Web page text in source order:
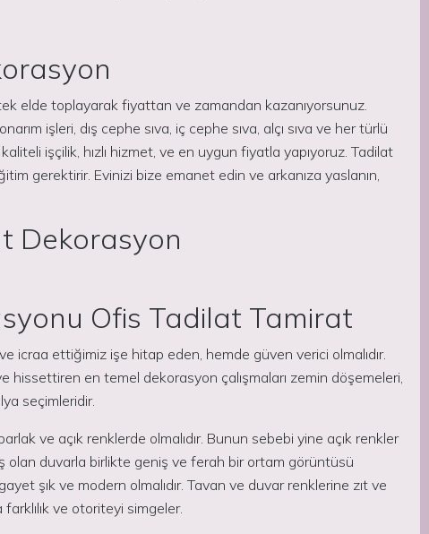
elde toplayarak fiyattan ve zamandan kazanıyorsunuz.
işleri, dış cephe sıva, iç cephe sıva, alçı sıva ve her türlü
işçilik, hızlı hizmet, ve en uygun fiyatla yapıyoruz. Tadilat
gerektirir. Evinizi bize emanet edin ve arkanıza yaslanın,
Dekorasyon
Ofis Tadilat Tamirat
icraa ettiğimiz işe hitap eden, hemde güven verici olmalıdır.
hissettiren en temel dekorasyon çalışmaları zemin döşemeleri,
seçimleridir.
ve açık renklerde olmalıdır. Bunun sebebi yine açık renkler
olan duvarla birlikte geniş ve ferah bir ortam görüntüsü
şık ve modern olmalıdır. Tavan ve duvar renklerine zıt ve
ve otoriteyi simgeler.